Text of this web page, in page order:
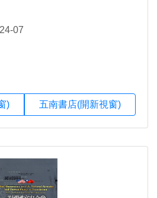
07
) 五南書店(開新視窗)